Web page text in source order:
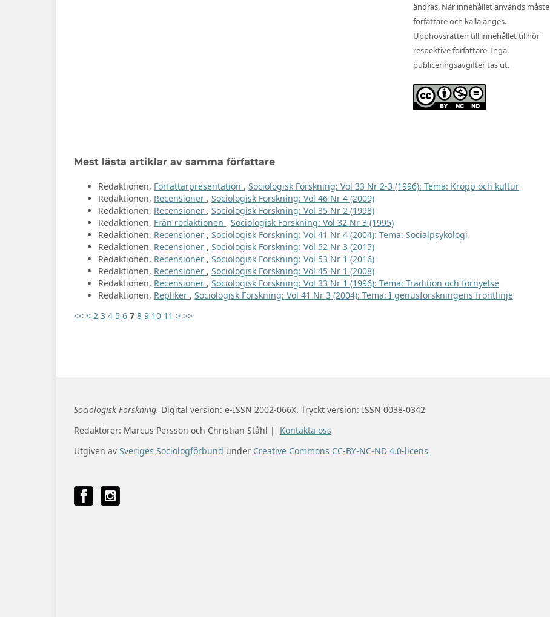
ändras. När innehållet används måste
författare och källa anges.
Upphovsrätten till innehållet tillhör
respektive författare. Inga
publiceringsavgifter tas ut.
Mest lästa artiklar av samma författare
Redaktionen, Författarpresentation , Sociologisk Forskning: Vol 33 Nr 2-3 (1996): Tema: Kropp och kultur
Redaktionen, Recensioner , Sociologisk Forskning: Vol 46 Nr 4 (2009)
Redaktionen, Recensioner , Sociologisk Forskning: Vol 35 Nr 2 (1998)
Redaktionen, Från redaktionen , Sociologisk Forskning: Vol 32 Nr 3 (1995)
Redaktionen, Recensioner , Sociologisk Forskning: Vol 41 Nr 4 (2004): Tema: Socialpsykologi
Redaktionen, Recensioner , Sociologisk Forskning: Vol 52 Nr 3 (2015)
Redaktionen, Recensioner , Sociologisk Forskning: Vol 53 Nr 1 (2016)
Redaktionen, Recensioner , Sociologisk Forskning: Vol 45 Nr 1 (2008)
Redaktionen, Recensioner , Sociologisk Forskning: Vol 33 Nr 1 (1996): Tema: Tradition och förnyelse
Redaktionen, Repliker , Sociologisk Forskning: Vol 41 Nr 3 (2004): Tema: I genusforskningens frontlinje
<< < 2 3 4 5 6 7 8 9 10 11 > >>
Sociologisk Forskning. Digital version: e-ISSN 2002-066X. Tryckt version: ISSN 0038-0342
Redaktörer: Marcus Persson och Christian Ståhl | Kontakta oss
Utgiven av Sveriges Sociologförbund under Creative Commons CC-BY-NC-ND 4.0-licens